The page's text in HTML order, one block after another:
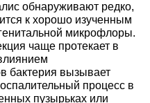
обнаруживают редко,
к хорошо изученным
микрофлоры.
чаще протекает в
бактерия вызывает
процесс в
пузырьках или